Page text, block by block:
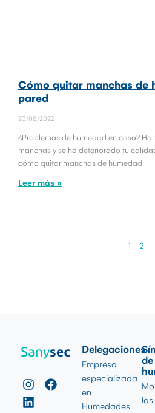
Cómo quitar manchas de
pared
23/08/2022
¿Problemas de humedad en casa?
manchas y se ha deteriorado tu
cómo quitar manchas de humedad
Leer más »
1 2
Delegaciones
Empresa
especializada
en
Humedades
de